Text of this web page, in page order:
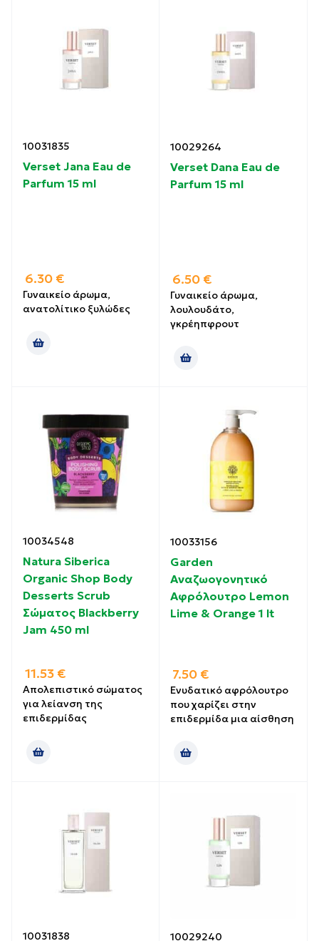
10031835
Verset Jana Eau de
Parfum 15 ml
6.30 €
Γυναικείο άρωμα,
ανατολίτικο ξυλώδες
10029264
Verset Dana Eau de
Parfum 15 ml
6.50 €
Γυναικείο άρωμα,
λουλουδάτο,
γκρέηπφρουτ
10034548
Natura Siberica
Organic Shop Body
Desserts Scrub
Σώματος Blackberry
Jam 450 ml
11.53 €
Απολεπιστικό σώματος
για λείανση της
επιδερμίδας
10033156
Garden
Αναζωογονητικό
Αφρόλουτρο Lemon
Lime & Orange 1 lt
7.50 €
Ενυδατικό αφρόλουτρο
που χαρίζει στην
επιδερμίδα μια αίσθηση
10031838 10029240